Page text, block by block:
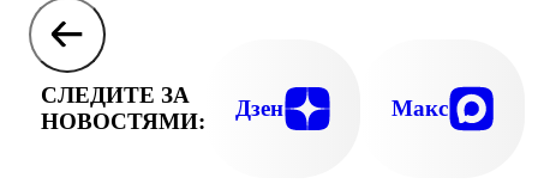
СЛЕДИТЕ ЗА
НОВОСТЯМИ:
Дзен Макс